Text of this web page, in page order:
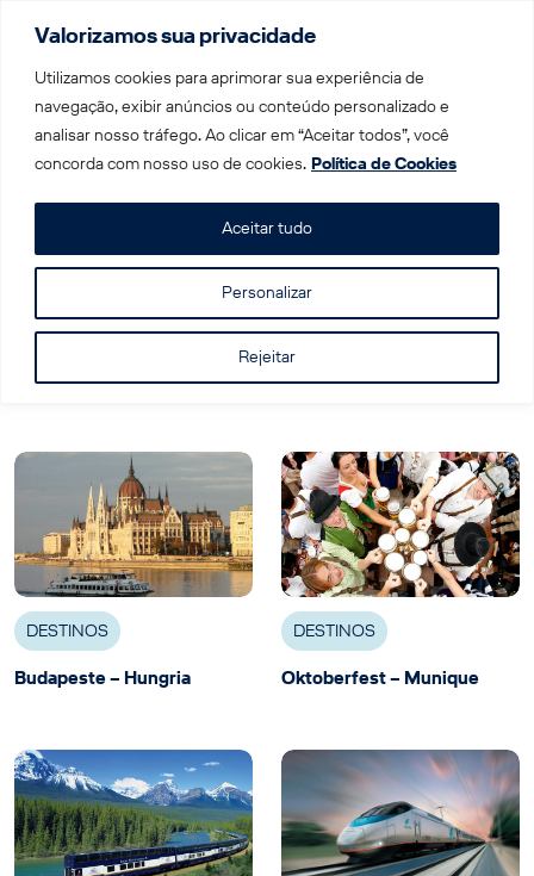
Valorizamos sua privacidade
Utilizamos cookies para aprimorar sua experiência de
navegação, exibir anúncios ou conteúdo personalizado e
analisar nosso tráfego. Ao clicar em “Aceitar todos”, você
concorda com nosso uso de cookies. Política de Cookies
Personalizar
Rejeitar
Aceitar tudo
Home | Blog
Blog
DESTINOS
Budapeste – Hungria
DESTINOS
Oktoberfest – Munique